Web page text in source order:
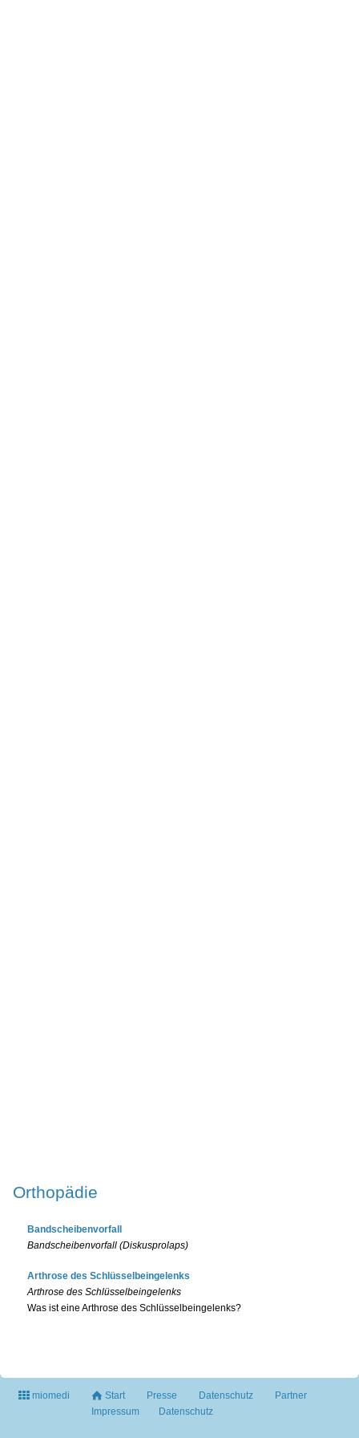
Orthopädie
Bandscheibenvorfall
Bandscheibenvorfall (Diskusprolaps)
Arthrose des Schlüsselbeingelenks
Arthrose des Schlüsselbeingelenks
Was ist eine Arthrose des Schlüsselbeingelenks?
miomedi Start Presse Datenschutz
Partner
Impressum
Datenschutz